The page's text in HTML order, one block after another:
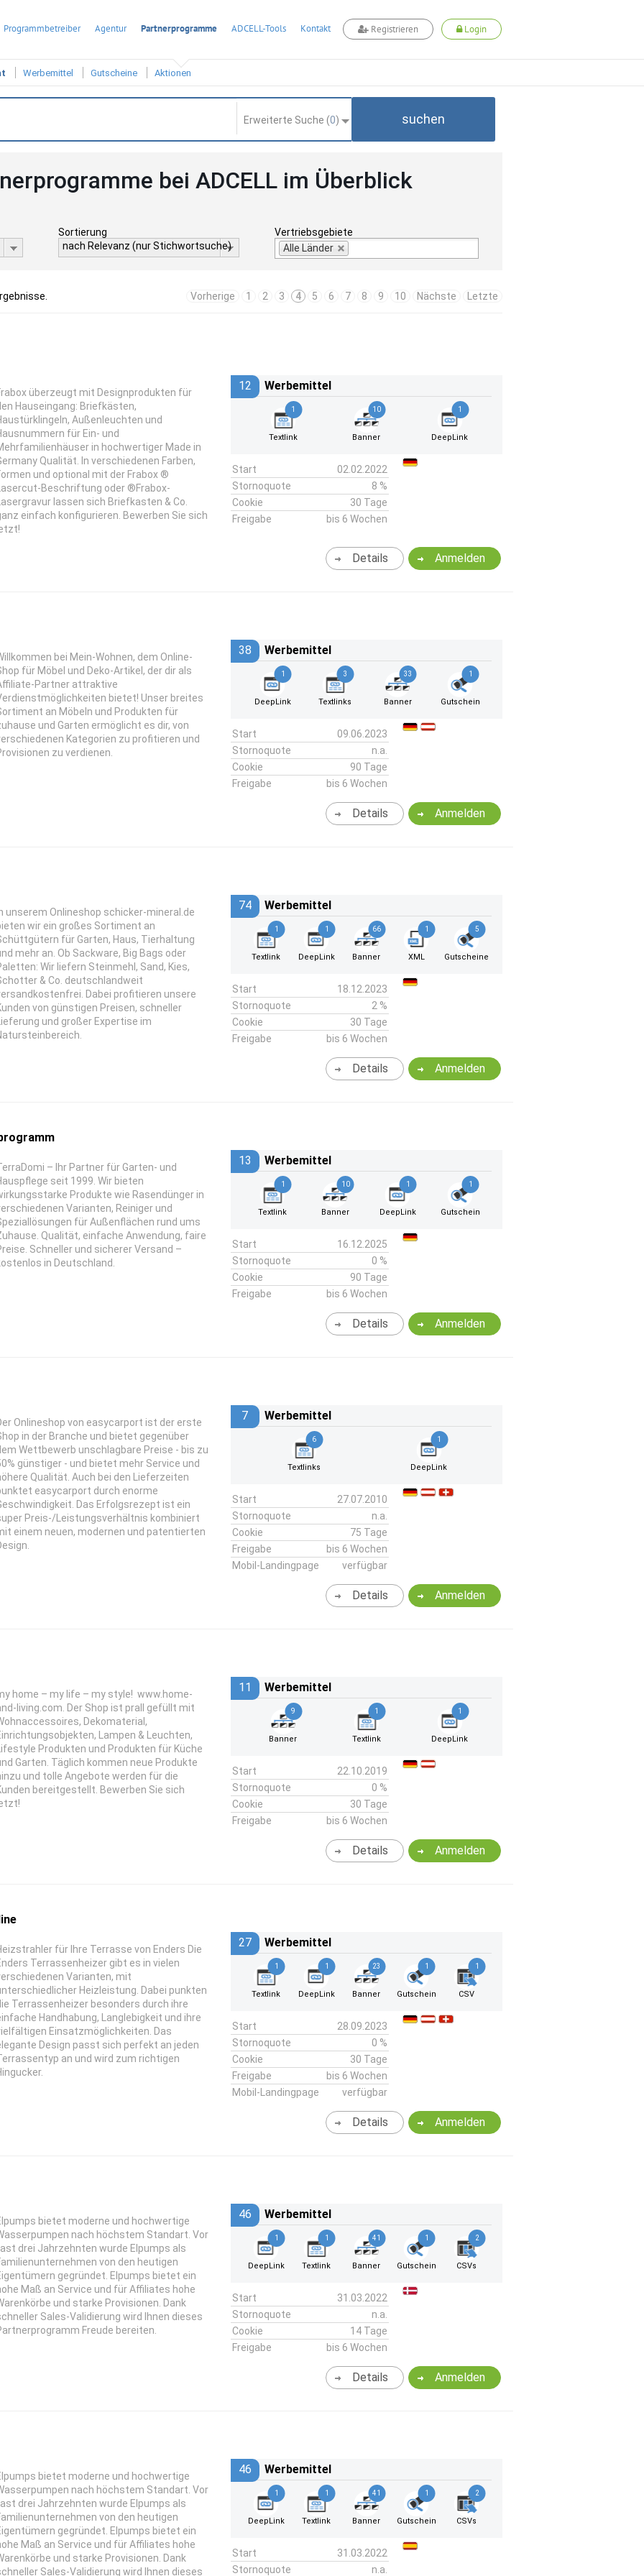
Programmbetreiber Agentur Partnerprogramme ADCELL-Tools Kontakt Registrieren Login
Werbemittel Gutscheine Aktionen
Erweiterte Suche (0) suchen
bei ADCELL im Überblick
Sortierung
nach Relevanz (nur Stichwortsuche)
Vertriebsgebiete
Alle Länder
Vorherige 1 2 3 4 5 6 7 8 9 10 Nächste Letzte
überzeugt mit Designprodukten für
Hauseingang: Briefkästen,
Außenleuchten und
für Ein- und
in hochwertiger Made in
Qualität. In verschiedenen Farben,
und optional mit der Frabox ®
Lasercut-Beschriftung oder ®Frabox-
Lasergravur lassen sich Briefkasten & Co.
einfach konfigurieren. Bewerben Sie sich
12 Werbemittel
1
Textlink
10
Banner
1
DeepLink
Start
02.02.2022
Stornoquote
8 %
Cookie
30 Tage
Freigabe
bis 6 Wochen
Anmelden
Details
bei Mein-Wohnen, dem Online-
für Möbel und Deko-Artikel, der dir als
Partner attraktive
bietet! Unser breites
an Möbeln und Produkten für
und Garten ermöglicht es dir, von
Kategorien zu profitieren und
zu verdienen.
38 Werbemittel
1
DeepLink
3
Textlinks
33
Banner
1
Gutschein
Start
09.06.2023
Stornoquote
n.a.
Cookie
90 Tage
Freigabe
bis 6 Wochen
Anmelden
Details
unserem Onlineshop schicker-mineral.de
wir ein großes Sortiment an
für Garten, Haus, Tierhaltung
mehr an. Ob Sackware, Big Bags oder
Wir liefern Steinmehl, Sand, Kies,
& Co. deutschlandweit
Dabei profitieren unsere
von günstigen Preisen, schneller
Lieferung und großer Expertise im
74 Werbemittel
1
Textlink
1
DeepLink
66
Banner
1
XML
5
Gutscheine
Start
18.12.2023
Stornoquote
2 %
Cookie
30 Tage
Freigabe
bis 6 Wochen
Anmelden
Details
– Ihr Partner für Garten- und
seit 1999. Wir bieten
Produkte wie Rasendünger in
Varianten, Reiniger und
für Außenflächen rund ums
Qualität, einfache Anwendung, faire
Schneller und sicherer Versand –
in Deutschland.
13 Werbemittel
1
Textlink
10
Banner
1
DeepLink
1
Gutschein
Start
16.12.2025
Stornoquote
0 %
Cookie
90 Tage
Freigabe
bis 6 Wochen
Anmelden
Details
Onlineshop von easycarport ist der erste
in der Branche und bietet gegenüber
Wettbewerb unschlagbare Preise - bis zu
günstiger - und bietet mehr Service und
Qualität. Auch bei den Lieferzeiten
easycarport durch enorme
Das Erfolgsrezept ist ein
Preis-/Leistungsverhältnis kombiniert
einem neuen, modernen und patentierten
7 Werbemittel
6
Textlinks
1
DeepLink
Start
27.07.2010
Stornoquote
n.a.
Cookie
75 Tage
Freigabe
bis 6 Wochen
Mobil-Landingpage
verfügbar
Anmelden
Details
home – my life – my style! www.home-
living.com. Der Shop ist prall gefüllt mit
Dekomaterial,
Lampen & Leuchten,
Lifestyle Produkten und Produkten für Küche
Garten. Täglich kommen neue Produkte
und tolle Angebote werden für die
bereitgestellt. Bewerben Sie sich
11 Werbemittel
9
Banner
1
Textlink
1
DeepLink
Start
22.10.2019
Stornoquote
0 %
Cookie
30 Tage
Freigabe
bis 6 Wochen
Anmelden
Details
für Ihre Terrasse von Enders Die
Terrassenheizer gibt es in vielen
Varianten, mit
Heizleistung. Dabei punkten
Terrassenheizer besonders durch ihre
Handhabung, Langlebigkeit und ihre
Einsatzmöglichkeiten. Das
Design passt sich perfekt an jeden
an und wird zum richtigen
27 Werbemittel
1
Textlink
1
DeepLink
23
Banner
1
Gutschein
1
CSV
Start
28.09.2023
Stornoquote
0 %
Cookie
30 Tage
Freigabe
bis 6 Wochen
Mobil-Landingpage
verfügbar
Anmelden
Details
bietet moderne und hochwertige
nach höchstem Standart. Vor
drei Jahrzehnten wurde Elpumps als
von den heutigen
gegründet. Elpumps bietet ein
Maß an Service und für Affiliates hohe
und starke Provisionen. Dank
Sales-Validierung wird Ihnen dieses
Freude bereiten.
46 Werbemittel
1
DeepLink
1
Textlink
41
Banner
1
Gutschein
2
CSVs
Start
31.03.2022
Stornoquote
n.a.
Cookie
14 Tage
Freigabe
bis 6 Wochen
Anmelden
Details
bietet moderne und hochwertige
nach höchstem Standart. Vor
drei Jahrzehnten wurde Elpumps als
von den heutigen
gegründet. Elpumps bietet ein
Maß an Service und für Affiliates hohe
und starke Provisionen. Dank
Sales-Validierung wird Ihnen dieses
46 Werbemittel
1
DeepLink
1
Textlink
41
Banner
1
Gutschein
2
CSVs
Start
31.03.2022
Stornoquote
n.a.